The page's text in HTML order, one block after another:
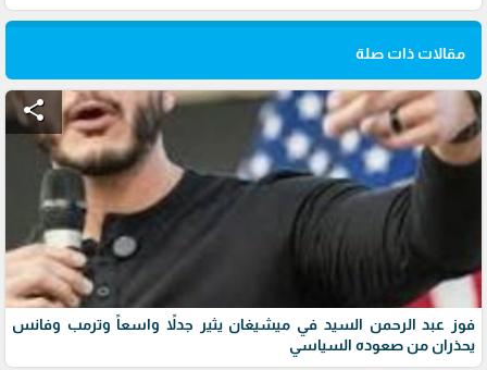
مقالات ذات صلة
share
فوز عبد الرحمن السيد في ميشيغان يثير جدلاً واسعاً وترمب وفانس
يحذران من صعوده السياسي